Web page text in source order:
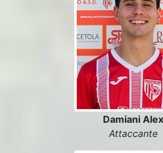
Damiani Alex
Attaccante